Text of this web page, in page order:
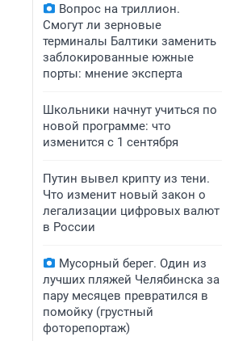
Вопрос на триллион.
Смогут ли зерновые
терминалы Балтики заменить
заблокированные южные
порты: мнение эксперта
Школьники начнут учиться по
новой программе: что
изменится с 1 сентября
Путин вывел крипту из тени.
Что изменит новый закон о
легализации цифровых валют
в России
Мусорный берег. Один из
лучших пляжей Челябинска за
пару месяцев превратился в
помойку (грустный
фоторепортаж)